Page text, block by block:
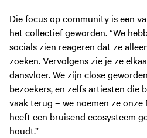
Die focus op community is een
het collectief geworden. “We
socials zien reageren dat ze
zoeken. Vervolgens zie je ze
dansvloer. We zijn close
bezoekers, en zelfs artiesten die
vaak terug – we noemen ze onze
heeft een bruisend ecosysteem
houdt.”